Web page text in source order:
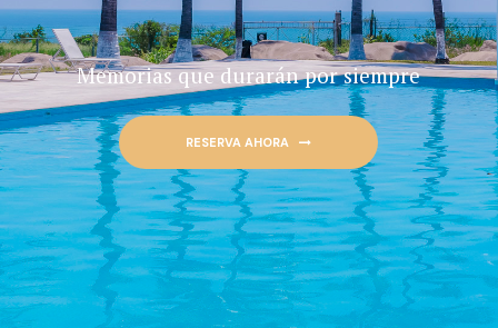
Memorias que durarán por siempre
RESERVA AHORA